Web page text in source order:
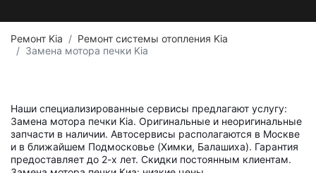
Ремонт Kia
Ремонт системы отопления Kia
Замена мотора печки Kia
Наши специализированные сервисы предлагают услугу:
Замена мотора печки Kia. Оригинальные и неоригинальные
запчасти в наличии. Автосервисы располагаются в Москве
и в ближайшем Подмосковье (Химки, Балашиха). Гарантия
предоставляет до 2-х лет. Скидки постоянным клиентам.